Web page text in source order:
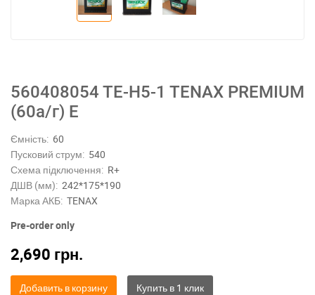
560408054 TE-H5-1 TENAX PREMIUM
(60а/г) E
Ємність: 60
Пусковий струм: 540
Схема підключення: R+
ДШВ (мм): 242*175*190
Марка АКБ: TENAX
Pre-order only
2,690 грн.
Добавить в корзину